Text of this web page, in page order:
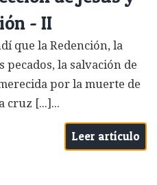
- II
que la Redención, la
pecados, la salvación de
por la muerte de
cruz [...]...
Leer artículo